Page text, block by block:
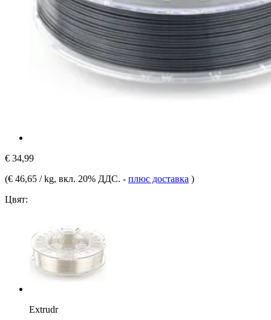
€ 34,99
(€ 46,65 / kg, вкл. 20% ДДС. - плюс доставка )
Цвят:
Extrudr